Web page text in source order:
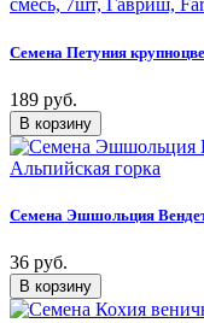
Семена Петуния
189 руб.
Семена Эшшольция
36 руб.